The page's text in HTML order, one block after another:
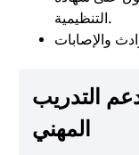
التنظيمية.
التدريب
المهني